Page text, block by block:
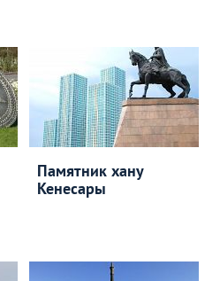
Памятник хану
Кенесары